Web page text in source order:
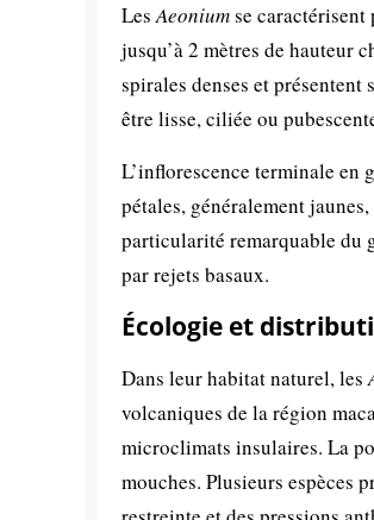
LesAeoniumse
jusqu’à 2 mètres de hauteur
spirales denses et
être lisse, ciliée ou
L’inflorescence terminale en
pétales, généralement
particularité remarquable du
par rejets basaux.
Écologie et
Dans leur habitat naturel, les
volcaniques de la région
microclimats insulaires. La
mouches. Plusieurs espèces